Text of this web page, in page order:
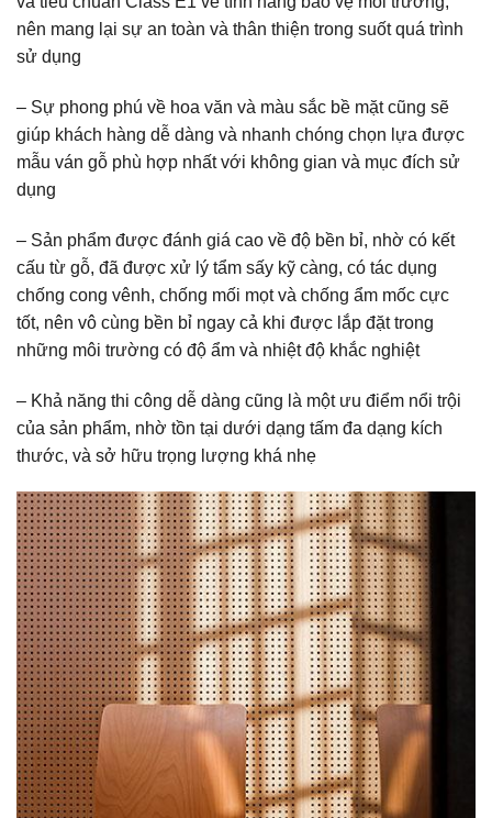
nên mang lại sự an toàn và thân thiện trong suốt quá trình
sử dụng
– Sự phong phú về hoa văn và màu sắc bề mặt cũng sẽ
giúp khách hàng dễ dàng và nhanh chóng chọn lựa được
mẫu ván gỗ phù hợp nhất với không gian và mục đích sử
dụng
– Sản phẩm được đánh giá cao về độ bền bỉ, nhờ có kết
cấu từ gỗ, đã được xử lý tẩm sấy kỹ càng, có tác dụng
chống cong vênh, chống mối mọt và chống ẩm mốc cực
tốt, nên vô cùng bền bỉ ngay cả khi được lắp đặt trong
những môi trường có độ ẩm và nhiệt độ khắc nghiệt
– Khả năng thi công dễ dàng cũng là một ưu điểm nổi trội
của sản phẩm, nhờ tồn tại dưới dạng tấm đa dạng kích
thước, và sở hữu trọng lượng khá nhẹ